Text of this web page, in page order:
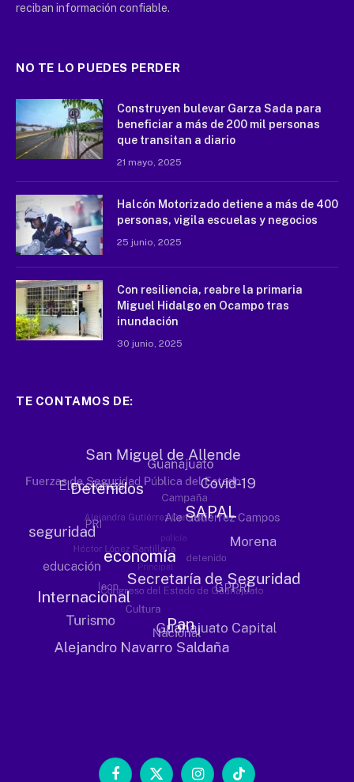
reciban información confiable.
NO TE LO PUEDES PERDER
Construyen bulevar Garza Sada para
beneficiar a más de 200 mil personas
que transitan a diario
21 mayo, 2025
Halcón Motorizado detiene a más de 400
personas, vigila escuelas y negocios
25 junio, 2025
Con resiliencia, reabre la primaria
Miguel Hidalgo en Ocampo tras
inundación
30 junio, 2025
TE CONTAMOS DE: